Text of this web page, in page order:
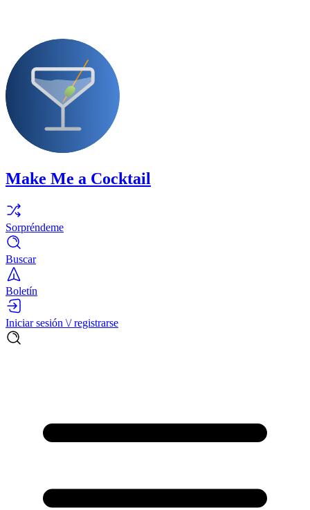
Make Me a Cocktail
Sorpréndeme
Buscar
Boletín
Iniciar sesión \/ registrarse